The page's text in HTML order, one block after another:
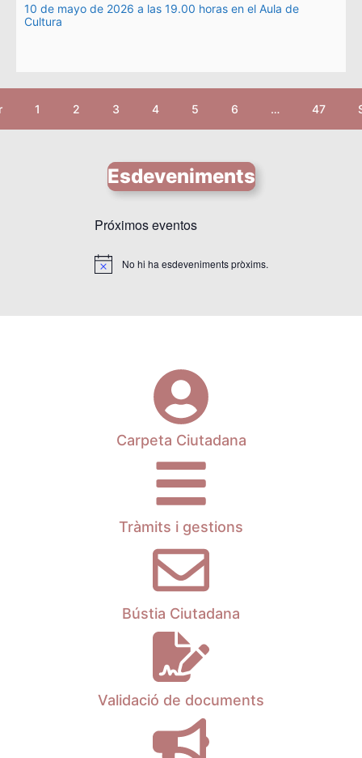
10 de mayo de 2026 a las 19.00 horas en el Aula de
Cultura
1 2 3 4 5 6 … 47
Esdeveniments
Próximos eventos
No hi ha esdeveniments pròxims.
Carpeta Ciutadana
Tràmits i gestions
Bústia Ciutadana
Validació de documents